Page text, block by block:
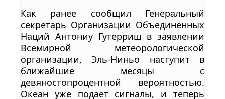
Как ранее сообщил Генеральный
секретарь Организации Объединённых
Наций Антониу Гутерриш в заявлении
Всемирной метеорологической
организации, Эль-Ниньо наступит в
ближайшие месяцы с
девяностопроцентной вероятностью.
Океан уже подаёт сигналы, и теперь